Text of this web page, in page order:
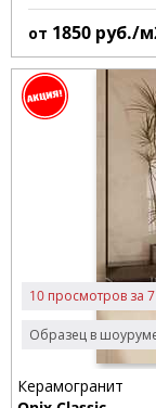
от 1850 руб./
Образец в
10 просмотров за
Керамогранит